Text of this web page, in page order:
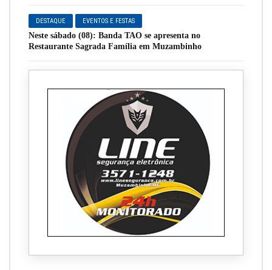
DESTAQUE EVENTOS E FESTAS
Neste sábado (08): Banda TAO se apresenta no
Restaurante Sagrada Família em Muzambinho